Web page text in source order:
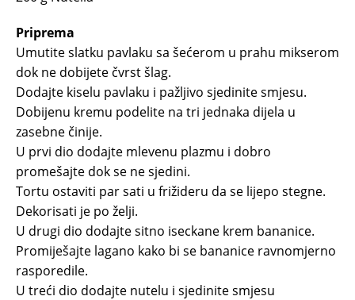
Priprema
Umutite slatku pavlaku sa šećerom u prahu mikserom
dok ne dobijete čvrst šlag.
Dodajte kiselu pavlaku i pažljivo sjedinite smjesu.
Dobijenu kremu podelite na tri jednaka dijela u
zasebne činije.
U prvi dio dodajte mlevenu plazmu i dobro
promešajte dok se ne sjedini.
Tortu ostaviti par sati u frižideru da se lijepo stegne.
Dekorisati je po želji.
U drugi dio dodajte sitno iseckane krem bananice.
Promiješajte lagano kako bi se bananice ravnomjerno
rasporedile.
U treći dio dodajte nutelu i sjedinite smjesu